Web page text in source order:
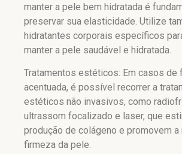
manter a pele bem hidratada é
preservar sua elasticidade. Utilize
hidratantes corporais específicos
manter a pele saudável e hidratada.
Tratamentos estéticos: Em casos de
acentuada, é possível recorrer a
estéticos não invasivos, como
ultrassom focalizado e laser, que
produção de colágeno e promovem a
firmeza da pele.